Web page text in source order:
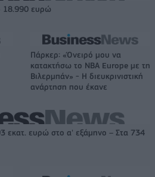
18.990 ευρώ
Πάρκερ: «Όνειρό μου να
κατακτήσω το ΝΒΑ Europe με τη
Βιλερμπάν» - Η διευκρινιστική
ανάρτηση που έκανε
εκατ. ευρώ στο α' εξάμηνο – Στα 734